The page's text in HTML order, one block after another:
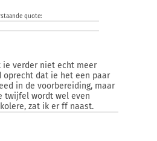
quote:
ie verder niet echt meer
oprecht dat ie het een paar
in de voorbereiding, maar
twijfel wordt wel even
zat ik er ff naast.